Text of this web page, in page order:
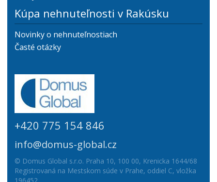
Kúpa nehnuteľnosti v Rakúsku
Novinky o nehnuteľnostiach
Časté otázky
+420 775 154 846
info@domus-global.cz
© Domus Global s.r.o. Praha 10, 100 00, Krenicka 1644/68
Registrovaná na Mestskom súde v Prahe, oddiel C, vložka